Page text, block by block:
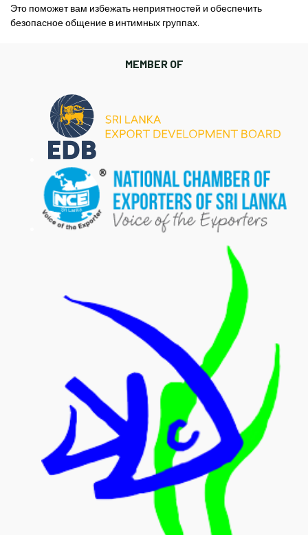
Это поможет вам избежать неприятностей и обеспечить
безопасное общение в интимных группах.
MEMBER OF